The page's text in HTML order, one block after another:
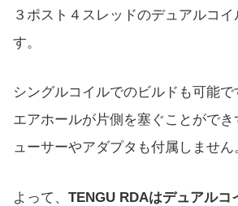
３ポスト４スレッドのデュアルコ
す。
シングルコイルでのビルドも可能
エアホールが片側を塞ぐことがで
ューサーやアダプタも付属しません
よって、 TENGU RDAはデュアルコ